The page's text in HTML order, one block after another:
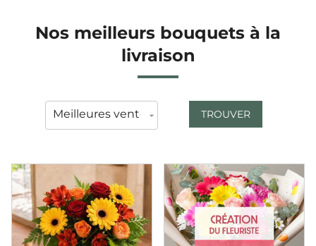
Nos meilleurs bouquets à la
livraison
TROUVER